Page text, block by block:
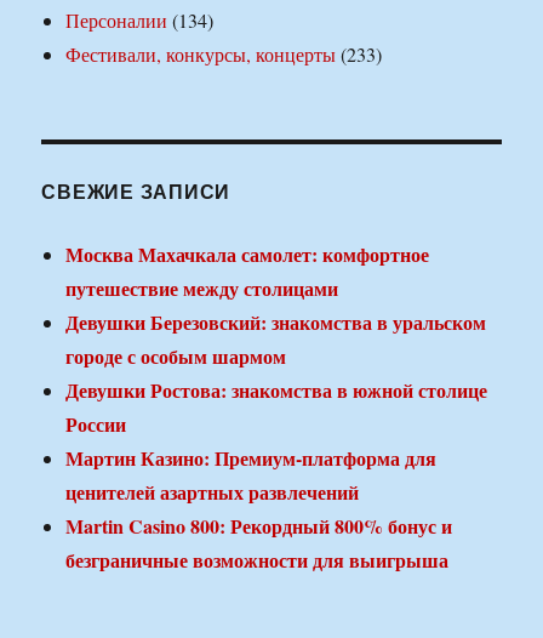
Персоналии (134)
Фестивали, конкурсы, концерты(233)
СВЕЖИЕ ЗАПИСИ
Москва Махачкала самолет: комфортное
путешествие между столицами
Девушки Березовский: знакомства в уральском
городе с особым шармом
Девушки Ростова: знакомства в южной столице
России
Мартин Казино: Премиум-платформа для
ценителей азартных развлечений
Martin Casino 800: Рекордный 800% бонус и
безграничные возможности для выигрыша